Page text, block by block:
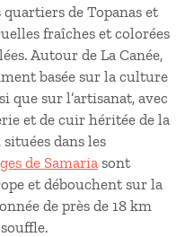
de Topanas et
fraîches et colorées
Autour de La Canée,
basée sur la culture
que sur l’artisanat, avec
et de cuir héritée de la
dans les
de Samaria sont
et débouchent sur la
de près de 18 km